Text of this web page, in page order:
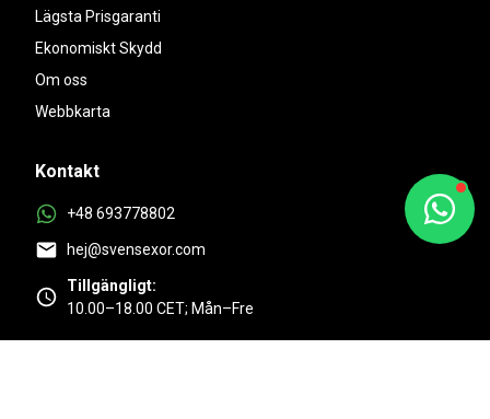
Lägsta Prisgaranti
Ekonomiskt Skydd
Om oss
Webbkarta
Kontakt
+48 693778802
hej@svensexor.com
Tillgängligt:
10.00–18.00 CET; Mån–Fre